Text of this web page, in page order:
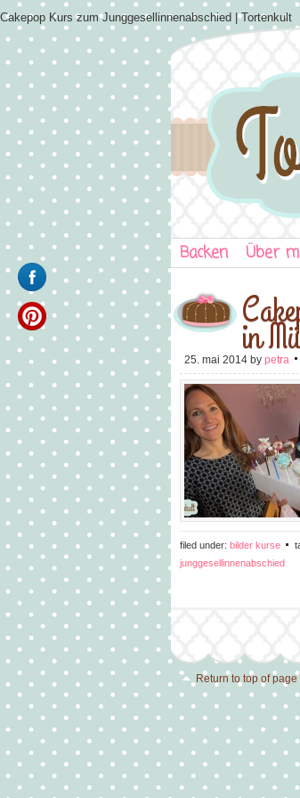
Cakepop Kurs zum Junggesellinnenabschied | Tortenkult
Backen Über
in
25. mai 2014 by petra
filed under: bilder kurse
junggesellinnenabschied
Return to top of page